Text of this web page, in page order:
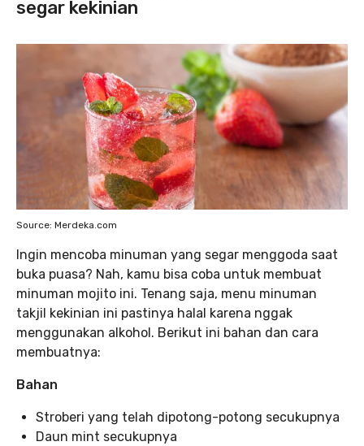
segar kekinian
Source: Merdeka.com
Ingin mencoba minuman yang segar menggoda saat
buka puasa? Nah, kamu bisa coba untuk membuat
minuman mojito ini. Tenang saja, menu minuman
takjil kekinian ini pastinya halal karena nggak
menggunakan alkohol. Berikut ini bahan dan cara
membuatnya:
Bahan
Stroberi yang telah dipotong-potong secukupnya
Daun mint secukupnya